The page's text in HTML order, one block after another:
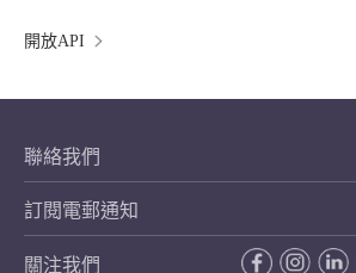
開放API
聯絡我們
訂閱電郵通知
關注我們